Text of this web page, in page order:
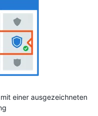
einer ausgezeichneten